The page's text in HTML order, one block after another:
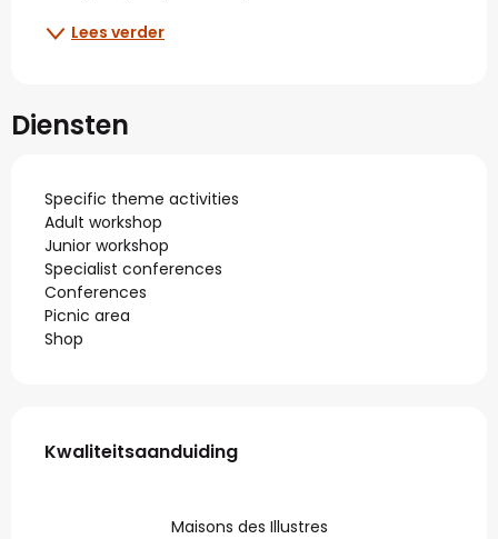
Lees verder
Diensten
Specific theme activities
Adult workshop
Junior workshop
Specialist conferences
Conferences
Picnic area
Shop
Dienstverlening
Kwaliteitsaanduiding
Kwaliteitsaanduiding
Maisons des Illustres